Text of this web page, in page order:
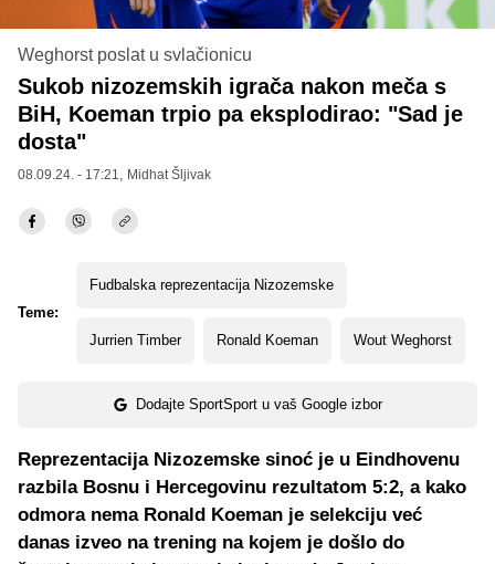
Weghorst poslat u svlačionicu
Sukob nizozemskih igrača nakon meča s
BiH, Koeman trpio pa eksplodirao: "Sad je
dosta"
08.09.24. - 17:21, Midhat Šljivak
Teme:
Fudbalska reprezentacija Nizozemske
Jurrien Timber Ronald Koeman Wout Weghorst
Dodajte SportSport u vaš Google izbor
Reprezentacija Nizozemske sinoć je u Eindhovenu
razbila Bosnu i Hercegovinu rezultatom 5:2, a kako
odmora nema Ronald Koeman je selekciju već
danas izveo na trening na kojem je došlo do